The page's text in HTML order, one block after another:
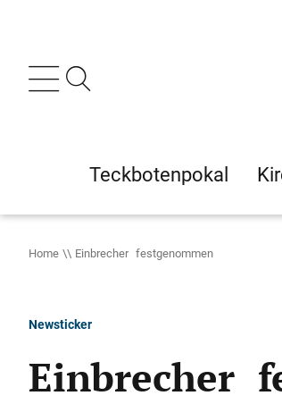
Teckbotenpokal
Home Einbrecher festgenommen
Newsticker
Einbrecher